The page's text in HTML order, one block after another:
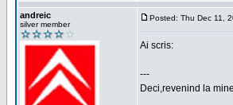
andreic
silver member
Posted: Thu Dec 11,
Ai scris:
---
Deci,revenind la